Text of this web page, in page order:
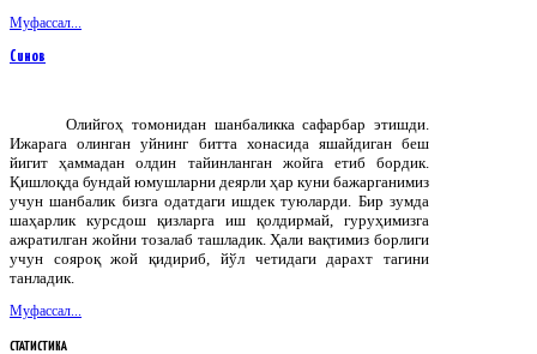
Муфассал...
Синов
Олийгоҳ томонидан шанбаликка сафарбар этишди.
Ижарага олинган уйнинг битта хонасида яшайдиган беш
йигит ҳаммадан олдин тайинланган жойга етиб бордик.
Қишлоқда бундай юмушларни деярли ҳар куни бажарганимиз
учун шанбалик бизга одатдаги ишдек туюларди. Бир зумда
шаҳарлик курсдош қизларга иш қолдирмай, гуруҳимизга
ажратилган жойни тозалаб ташладик. Ҳали вақтимиз борлиги
учун сояроқ жой қидириб, йўл четидаги дарахт тагини
танладик.
Муфассал...
СТАТИСТИКА